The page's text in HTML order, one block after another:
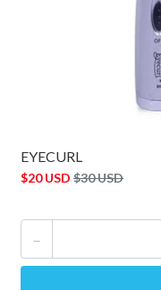
EYECURL
$20 USD $30 USD
-